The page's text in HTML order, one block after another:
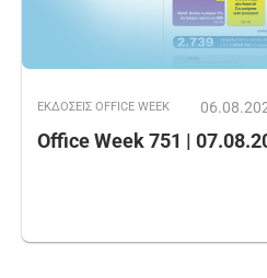
ΕΚΔOΣΕΙΣ OFFICE WEEK
Office Week 751 |